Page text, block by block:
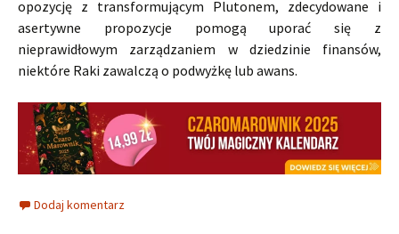
opozycję z transformującym Plutonem, zdecydowane i
asertywne propozycje pomogą uporać się z
nieprawidłowym zarządzaniem w dziedzinie finansów,
niektóre Raki zawalczą o podwyżkę lub awans.
Dodaj komentarz